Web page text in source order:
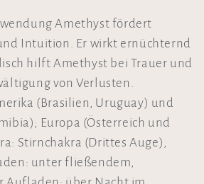
Amethyst fördert
Intuition. Er wirkt ernüchternd
hilft Amethyst bei Trauer und
von Verlusten.
(Brasilien, Uruguay) und
Europa (Österreich und
Stirnchakra (Drittes Auge),
unter fließendem,